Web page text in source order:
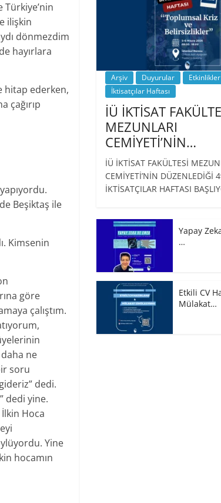
Türkiye’nin
ilişkin
dönmezdim
hayırlara
hitap ederken,
çağırıp
Beşiktaş ile
Kimsenin
göre
çalıştım.
daha ne
soru
dedi.
dedi yine.
Hoca
Yine
hocamın
Arşiv Duyurular Etkinlikler
İktisatçılar Haftası
İÜ İKTİSAT
MEZUNLARI
CEMİYETİ’NİN…
İÜ İKTİSAT FAKÜLTESİ
CEMİYETİ’NİN DÜZENLEDİĞİ
İKTİSATÇILAR HAFTASI
Yapay
…
Etkili CV
Mülakat…